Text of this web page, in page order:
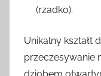
(rzadko).
Unikalny kształt
przeczesywanie